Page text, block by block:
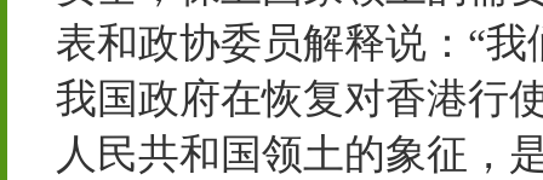
表和政协委员解释说：“
我国政府在恢复对香港行
人民共和国领土的象征，